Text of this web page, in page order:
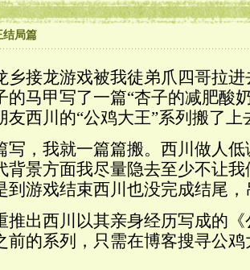
结局篇
乡接龙游戏被我徒弟爪四哥拉
的马甲写了一篇“杏子的减肥酸
友西川的“公鸡大王”系列搬了上
写，我就一篇篇搬。西川做人
背景方面我尽量隐去至少不让
到游戏结束西川也没完成结尾
推出西川以其亲身经历写成的
前的系列，只需在博客搜寻公